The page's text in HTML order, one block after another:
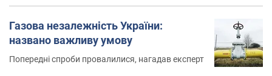
Газова незалежність України:
названо важливу умову
Попередні спроби провалилися, нагадав експерт